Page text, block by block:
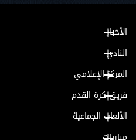
الأخبار
النادي
المركز الإعلامي
فريق كرة القدم
الألعاب الجماعية